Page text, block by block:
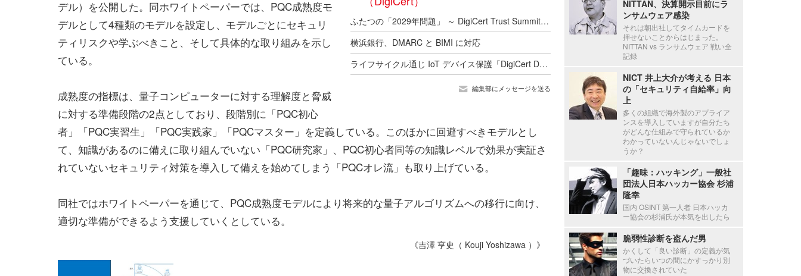
ふたつの「2029年問題」 ～ DigiCert Trust Summit Roadshow Tokyo 2025 レポート
横浜銀行、DMARC と BIMI に対応
ライフサイクル通じ IoT デバイス保護「DigiCert Device Trust Manager」
編集部にメッセージを送る
デル）を公開した。同ホワイトペーパーでは、PQC成熟度モ
デルとして4種類のモデルを設定し、モデルごとにセキュリ
ティリスクや学ぶべきこと、そして具体的な取り組みを示し
ている。
成熟度の指標は、量子コンピューターに対する理解度と脅威
に対する準備段階の2点としており、段階別に「PQC初心
者」「PQC実習生」「PQC実践家」「PQCマスター」を定義している。このほかに回避すべきモデルとし
て、知識があるのに備えに取り組んでいない「PQC研究家」、PQC初心者同等の知識レベルで効果が実証さ
れていないセキュリティ対策を導入して備えを始めてしまう「PQCオレ流」も取り上げている。
同社ではホワイトペーパーを通じて、PQC成熟度モデルにより将来的な量子アルゴリズムへの移行に向け、
適切な準備ができるよう支援していくとしている。
《吉澤 亨史（ Kouji Yoshizawa ）》
NITTAN、決算開示目前にラ
ンサムウェア感染
それは朝出社してタイムカードを
押せないことからはじまった。
NITTAN vs ランサムウェア 戦い全
記録
NICT 井上大介が考える 日本
の「セキュリティ自給率」向
上
多くの組織で海外製のアプライア
ンスを導入していますが自分たち
がどんな仕組みで守られているか
わかっていないんじゃないでしょ
うか？
「趣味：ハッキング」一般社
団法人日本ハッカー協会 杉浦
隆幸
国内 OSINT 第一人者 日本ハッカ
ー協会の杉浦氏が本気を出したら
脆弱性診断を盗んだ男
かくして「良い診断」の定義が気
づいたらいつの間にかすっかり別
物に交換されていた